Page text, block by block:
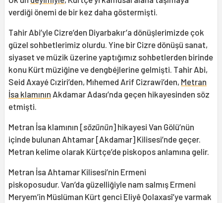
verdiği önemi de bir kez daha göstermişti.
Tahir Abi’yle Cizre’den Diyarbakır’a dönüşlerimizde çok
güzel sohbetlerimiz olurdu. Yine bir Cizre dönüşü sanat,
siyaset ve müzik üzerine yaptığımız sohbetlerden birinde
konu Kürt müziğine ve dengbéjlerine gelmişti. Tahir Abi,
Seid Axayé Cıziri’den, Mıhemed Arif Cizrawi’den, Metran
İsa klamının Akdamar Adası’nda geçen hikayesinden söz
etmişti.
Metran İsa klamının [sözünün] hikayesi Van Gölü’nün
içinde bulunan Ahtamar [Akdamar] Kilisesi’nde geçer.
Metran kelime olarak Kürtçe’de piskopos anlamına gelir.
Metran İsa Ahtamar Kilisesi’nin Ermeni
piskoposudur. Van’da güzelliğiyle nam salmış Ermeni
Meryem’in Müslüman Kürt genci Eliyê Qolaxasî’ye varmak